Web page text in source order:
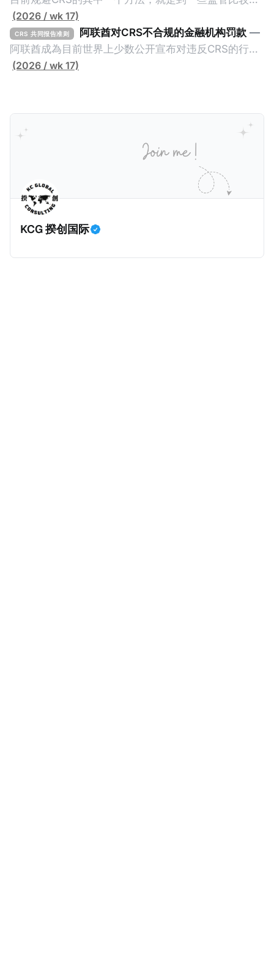
的CRS成员国设立金融账户或实体，并透过提供错误的
信息来避免金融信息透过CRS传回至居民地的税务机
关。这些CRS成员国的监管较松并不一定是有意为之，
毕竟不少成员都是属于发展中国家，没有足够的资源及
（OECD Global Forum）会提供技术支持，让目前机关
尚待完善的CRS成员更好的实施CRS及CARF，避免造
成全球CRS制度的漏洞。我们一起看看经合组织如何协
助一个发展中国家：塞舌尔（Seychelles）。
(2026 / wk 17)
CRS 共同报告准则 阿联酋对CRS不合规的金融机构罚款 —
阿联酋成為目前世界上少数公开宣布对违反CRS的行为
处以罚款的国家。2025年5月26日，阿联酋的阿布扎比
版的CRS）的实体处以罚款的新闻稿。在新闻稿中，
ADGM的金融服务监管局（FSRA）宣布对23家实体处
以总计61万迪拉姆（折合约人民币113万）的罚款，原
因是它们违反了阿联酋的《2017年CRS条例》、
《2022年FATCA条例》。 这两条条例在阿联酋落实了
CRS及FATCA要求，要求报告金融实体（简称RFI）收
集并报告外国账户持有人的信息，以协助打击国际逃税
行为。阿联酋签署的政府间协议通过促进不同司法管辖
(2026 / wk 17)
KCG 揆创国际